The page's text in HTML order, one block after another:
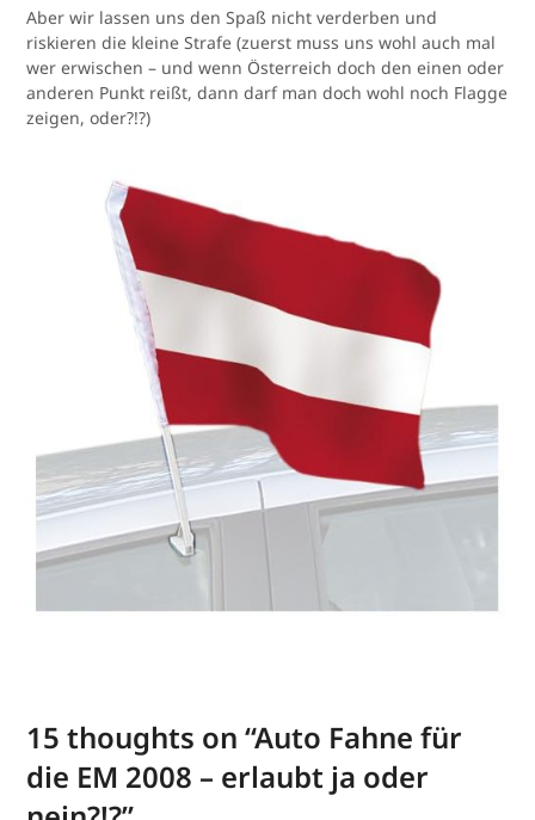
Aber wir lassen uns den Spaß nicht verderben und
riskieren die kleine Strafe (zuerst muss uns wohl auch mal
wer erwischen – und wenn Österreich doch den einen oder
anderen Punkt reißt, dann darf man doch wohl noch Flagge
zeigen, oder?!?)
15 thoughts on “Auto Fahne für
die EM 2008 – erlaubt ja oder